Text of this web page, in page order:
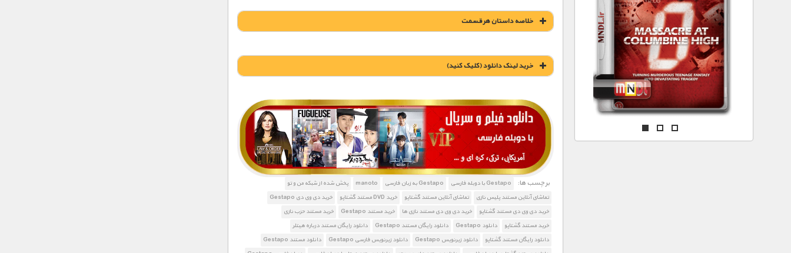
خلاصه داستان هر قسمت
خريد لينک دانلود (کليک کنيد)
1900 تومان – شمشیر شکل میگیرد (افزودن به سبد خريد)
1900 تومان – شمشیر بیرون می آید (افزودن به سبد خريد)
1900 تومان – شمشیر خرد می شود (افزودن به سبد خريد) برچسب ها: Gestapo با دوبله فارسی Gestapo به زبان فارسی manoto
پخش شده از شبکه من و تو
تماشای آنلاین مستند پلیس نازی
تماشای آنلاین مستند گشتاپو خرید DVD مستند گشتاپو
خرید دی وی دی Gestapo
خرید دی وی دی مستند گشتاپو
خرید دی وی دی مستند نازی ها خرید مستند Gestapo
خرید مستند حزب نازی
خرید مستند گشتاپو
دانلود Gestapo دانلود رایگان مستند Gestapo
دانلود رایگان مستند درباره هیتلر
دانلود رایگان مستند گشتاپو
دانلود زیرنویس Gestapo دانلود زیرنویس فارسی Gestapo
دانلود مستند Gestapo